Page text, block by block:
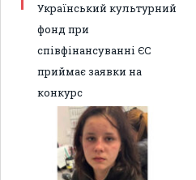
Український культурний
фонд при
співфінансуванні ЄС
приймає заявки на
конкурс